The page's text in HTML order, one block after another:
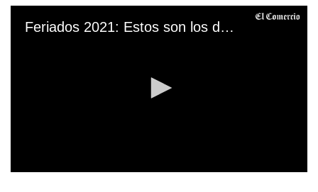
Feriados 2021: Estos son los días no laborables en el Perú en este año